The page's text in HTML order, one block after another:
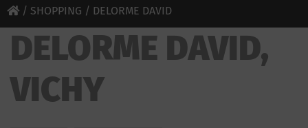
/ SHOPPING / DELORME DAVID
DELORME DAVID,
VICHY